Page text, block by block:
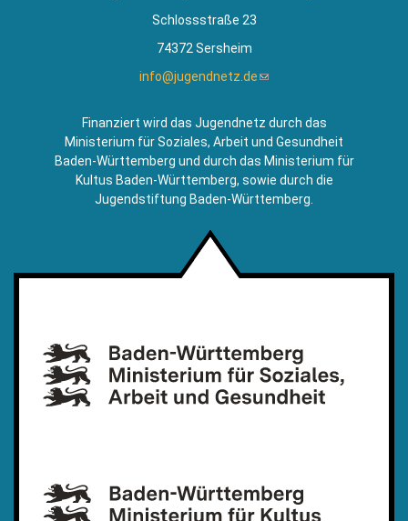
Schlossstraße 23
74372 Sersheim
info@jugendnetz.de(Link
Mail)
Finanziert wird das Jugendnetz durch das
Ministerium für Soziales, Arbeit und Gesundheit
Baden-Württemberg und durch das Ministerium für
Kultus Baden-Württemberg, sowie durch die
Jugendstiftung Baden-Württemberg.